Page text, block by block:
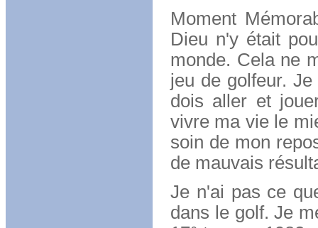
Moment
Dieu n'y était
monde. Cela ne
jeu de golfeur.
dois aller et
vivre ma vie le
soin de mon
de mauvais
Je n'ai pas ce
dans le golf. Je